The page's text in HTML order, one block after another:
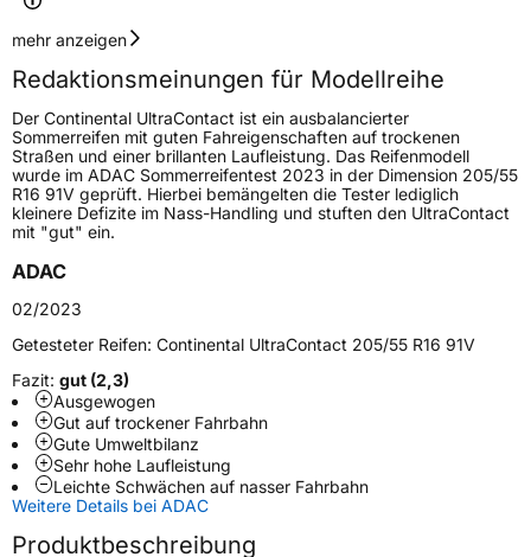
Geschwindigkeitsindex
Höchstgeschwindigkeit
270 km/h
Lastindex100
Höchstlast800 kg
Gewicht (in kg) 10,03 kg
Generelle Merkmale
Fahrzeugtyp
VerwendungSommerreifen
ModellnameUltraContact
FahrzeugartPKW & SUV
Weitere Eigenschaften
SchlauchtypTL
mehr anzeigen
Redaktionsmeinungen für Modellreihe
Der Continental UltraContact ist ein ausbalancierter
Sommerreifen mit guten Fahreigenschaften auf trockenen
Straßen und einer brillanten Laufleistung. Das Reifenmodell
wurde im ADAC Sommerreifentest 2023 in der Dimension 205/55
R16 91V geprüft. Hierbei bemängelten die Tester lediglich
kleinere Defizite im Nass-Handling und stuften den UltraContact
mit "gut" ein.
ADAC
02/2023
Getesteter Reifen: Continental UltraContact 205/55 R16 91V
Fazit: gut (2,3)
Ausgewogen
Gut auf trockener Fahrbahn
Gute Umweltbilanz
Sehr hohe Laufleistung
Leichte Schwächen auf nasser Fahrbahn
Weitere Details bei ADAC
Produktbeschreibung